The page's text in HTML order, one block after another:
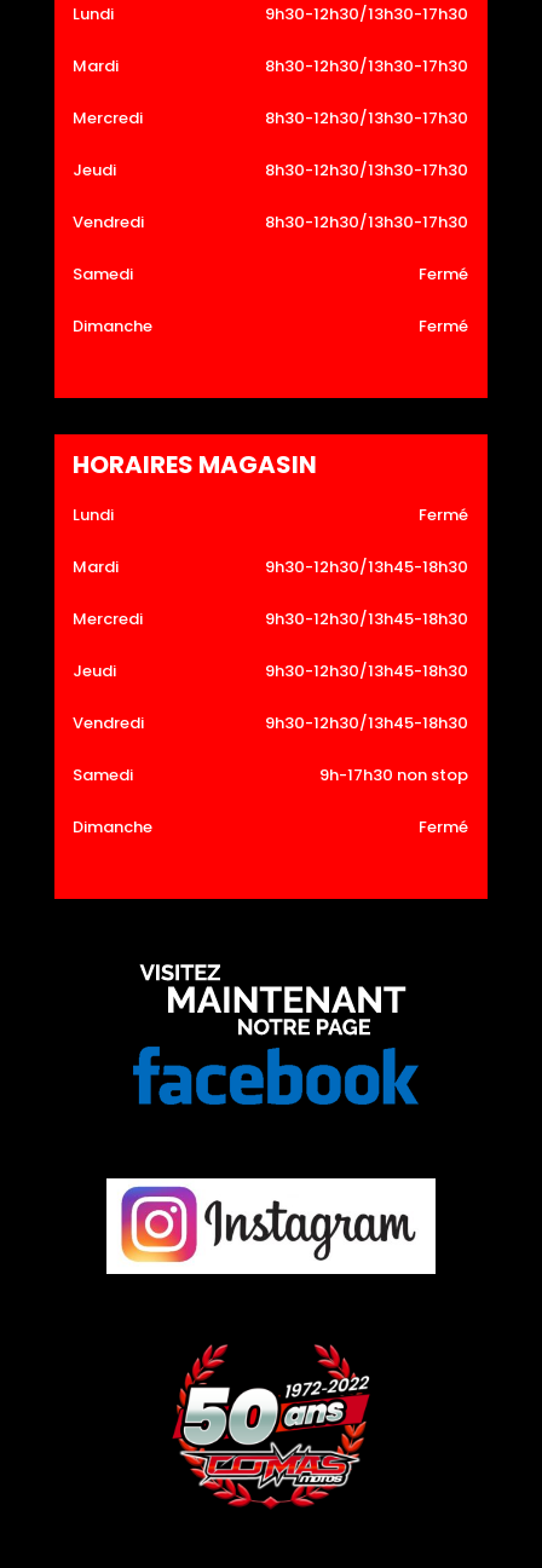
Lundi 9h30-12h30/13h30-17h30
Mardi 8h30-12h30/13h30-17h30
Mercredi 8h30-12h30/13h30-17h30
Jeudi 8h30-12h30/13h30-17h30
Vendredi 8h30-12h30/13h30-17h30
Samedi Fermé
Dimanche Fermé
HORAIRES MAGASIN
Lundi Fermé
Mardi 9h30-12h30/13h45-18h30
Mercredi 9h30-12h30/13h45-18h30
Jeudi 9h30-12h30/13h45-18h30
Vendredi 9h30-12h30/13h45-18h30
Samedi 9h-17h30 non stop
Dimanche Fermé